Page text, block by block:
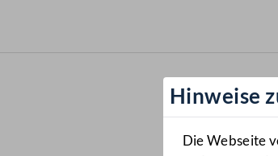
Hinweise
Die Webseite